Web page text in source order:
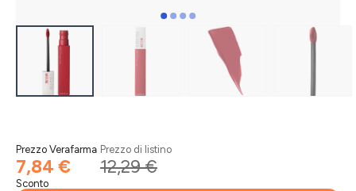
Prezzo Verafarma
7,84 €
Prezzo di listino
12,29 €
Sconto